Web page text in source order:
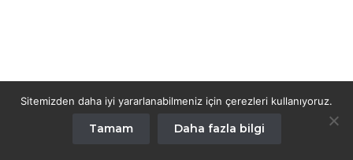
Sitemizden daha iyi yararlanabilmeniz için çerezleri kullanıyoruz.
Tamam Daha fazla bilgi